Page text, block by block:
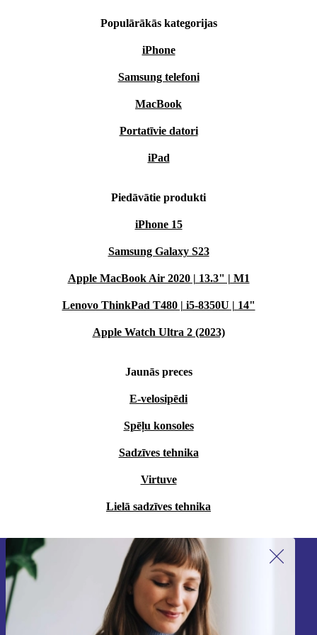
Populārākās kategorijas
iPhone
Samsung telefoni
MacBook
Portatīvie datori
iPad
Piedāvātie produkti
iPhone 15
Samsung Galaxy S23
Apple MacBook Air 2020 | 13.3" | M1
Lenovo ThinkPad T480 | i5-8350U | 14"
Apple Watch Ultra 2 (2023)
Jaunās preces
E-velosipēdi
Spēļu konsoles
Sadzīves tehnika
Virtuve
Lielā sadzīves tehnika
Piesakieties mūsu jaunumu
saņemšanai!
Nekad vairs nepalaidiet garām nevienu
piedāvājumu.